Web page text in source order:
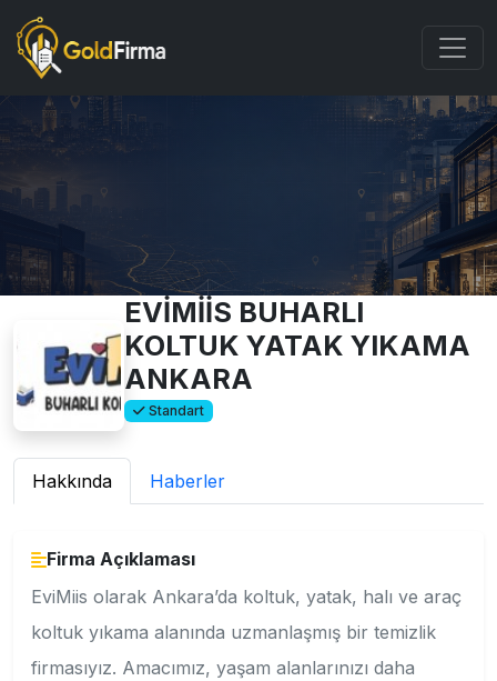
EVİMİİS BUHARLI
KOLTUK YATAK YIKAMA
ANKARA
Standart
Hakkında Haberler
Firma Açıklaması
EviMiis olarak Ankara’da koltuk, yatak, halı ve araç
koltuk yıkama alanında uzmanlaşmış bir temizlik
firmasıyız. Amacımız, yaşam alanlarınızı daha